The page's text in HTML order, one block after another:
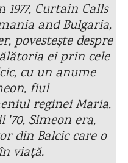
Curtain Calls
and Bulgaria,
povestește despre
ei prin cele
cu un anume
fiul
reginei Maria.
Simeon era,
din Balcic care o
viață.